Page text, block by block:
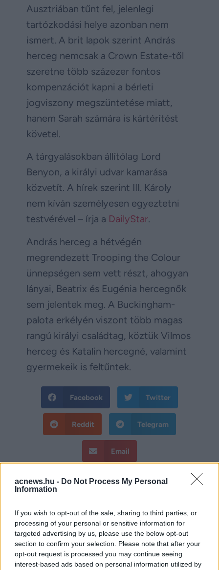
acnews.hu - Do Not Process My Personal
Information
If you wish to opt-out of the sale, sharing to third parties, or
processing of your personal or sensitive information for
targeted advertising by us, please use the below opt-out
section to confirm your selection. Please note that after your
opt-out request is processed you may continue seeing
interest-based ads based on personal information utilized by
Ausztriában tűnt fel, jelenlegi
tartózkodási helye azonban nem
ismert. A brit lapok szerint András
herceg nemcsak a Crown Estate-től
szeretne több százezer fontos
kompenzációt kapni a bérleti
jogviszony megszüntetése miatt,
hanem Sarah számára is kártérítést
követel.
A tárgyalásokban állítólag Lord
Benyon, a királyi udvar kamarása
közvetít. A hírek szerint III. Károly
nem kíván személyesen egyeztetni
testvérével – írja a DailyStar.
András herceg a hétvégén
megrendezett Trooping the Colour
ünnepségen sem vett részt, ahogyan
lányai, Beatrix és Eugénia hercegnők
sem jelentek meg. A Buckingham-
palota erkélyén viszont több magas
rangú királyi családtag, köztük Vilmos
herceg és Katalin hercegné, valamint
gyermekeik is feltűntek.
Facebook Twitter
Reddit Telegram
Email